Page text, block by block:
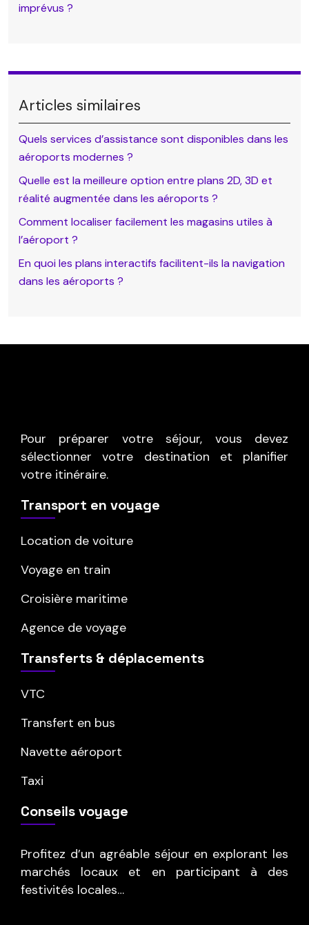
imprévus ?
Articles similaires
Quels services d’assistance sont disponibles dans les
aéroports modernes ?
Quelle est la meilleure option entre plans 2D, 3D et
réalité augmentée dans les aéroports ?
Comment localiser facilement les magasins utiles à
l’aéroport ?
En quoi les plans interactifs facilitent-ils la navigation
dans les aéroports ?
Pour préparer votre séjour, vous devez
sélectionner votre destination et planifier
votre itinéraire.
Transport en voyage
Location de voiture
Voyage en train
Croisière maritime
Agence de voyage
Transferts & déplacements
VTC
Transfert en bus
Navette aéroport
Taxi
Conseils voyage
Profitez d’un agréable séjour en explorant les
marchés locaux et en participant à des
festivités locales…